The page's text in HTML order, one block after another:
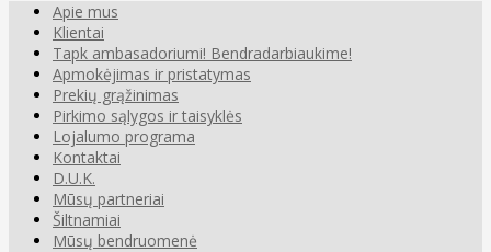
Apie mus
Klientai
Tapk ambasadoriumi! Bendradarbiaukime!
Apmokėjimas ir pristatymas
Prekių grąžinimas
Pirkimo sąlygos ir taisyklės
Lojalumo programa
Kontaktai
D.U.K.
Mūsų partneriai
Šiltnamiai
Mūsų bendruomenė